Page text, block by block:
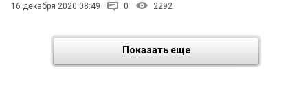
16 декабря 2020 08:49 0 2292
Показать еще